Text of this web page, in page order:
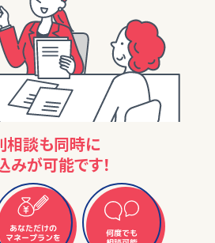
相談も同時に
みが可能です！
あなただけの
マネープランを
何度でも